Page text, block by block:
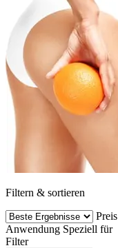
Filtern & sortieren
Preis
Anwendung Speziell für
Filter